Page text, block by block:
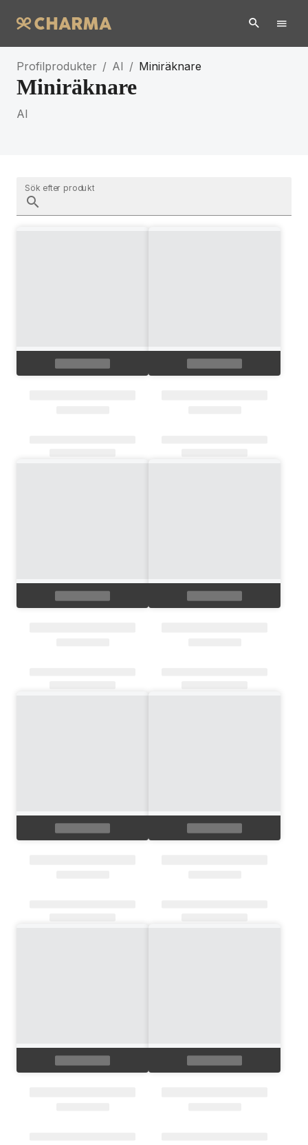
Profilprodukter / AI / Miniräknare
Miniräknare
AI
Sök efter produkt